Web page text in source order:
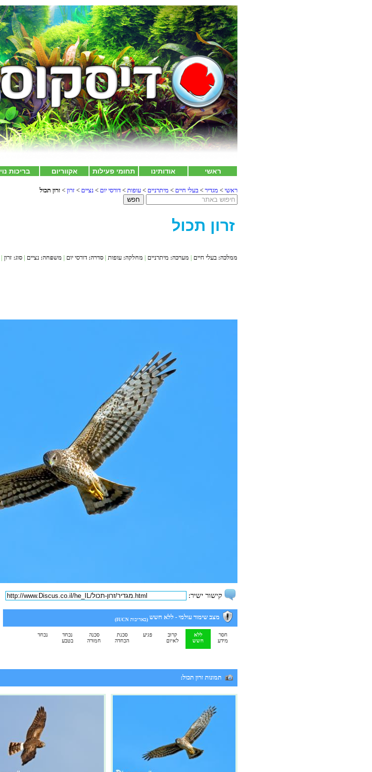
ראשי אודותינו תחומי פעילות אקווריום בריכות נוי
ראשי > מגדיר > בעלי חיים > מיתרניים > עופות > דורסי יום > נציים > זרון > זרון תכול
זרון תכול
ממלכה: בעלי חיים | מערכה: מיתרניים | מחלקה: עופות | סדרה: דורסי יום | משפחה: נציים | סוג: זרון |
קישור ישיר:
מצב שימור עולמי - ללא חשש (באדיבות IUCN
)
חסר
מידע
ללא
חשש
קרוב
לאיום
פגיע
סכנת
הכחדה
סכנה
חמורה
נכחד
בטבע
נכחד
תמונות זרון תכול: